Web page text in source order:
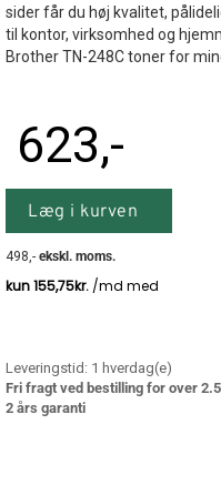
sider får du høj kvalitet,
til kontor, virksomhed og
Brother TN-248C toner for
623,-
Læg i kurven
498,- ekskl. moms.
Leveringstid: 1 hverdag(e)
Fri fragt ved bestilling for over
2 års garanti